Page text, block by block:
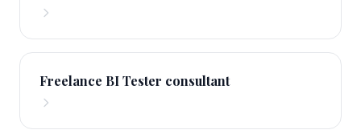
Freelance BI Tester consultant